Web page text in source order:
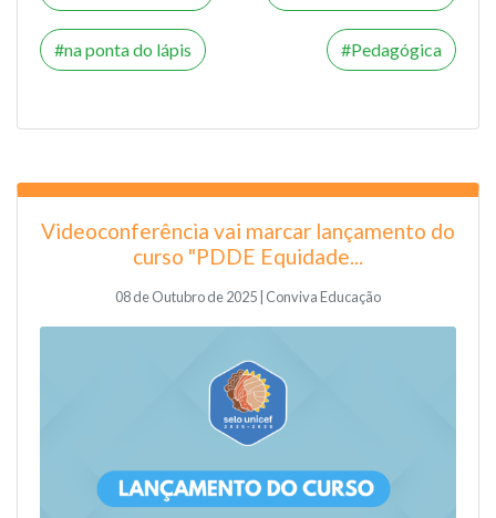
na ponta do lápis Pedagógica
Videoconferência vai marcar lançamento do
curso "PDDE Equidade...
08 de Outubro de 2025 | Conviva Educação